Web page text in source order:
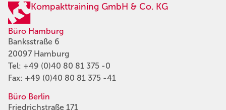
Kompakttraining GmbH & Co. KG
Büro Hamburg
Banksstraße 6
20097 Hamburg
Tel: +49 (0)40 80 81 375 -0
Fax: +49 (0)40 80 81 375 -41
Büro Berlin
Friedrichstraße 171